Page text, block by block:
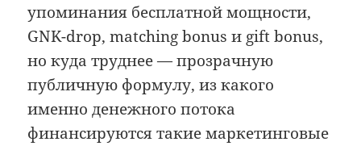
упоминания бесплатной мощности,
GNK-drop, matching bonus и gift bonus,
но куда труднее — прозрачную
публичную формулу, из какого
именно денежного потока
финансируются такие маркетинговые